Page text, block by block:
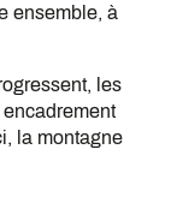
ensemble, à
les
encadrement
la montagne